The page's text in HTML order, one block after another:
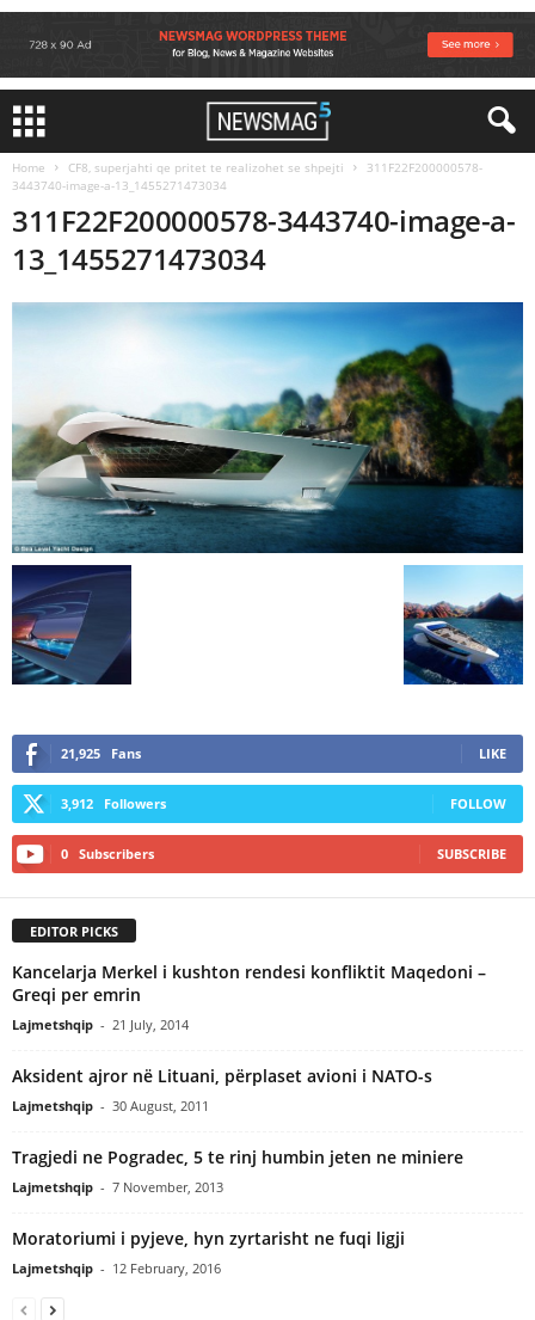
Home CF8, superjahti qe pritet te realizohet se shpejti
311F22F200000578-
3443740-image-a-13_1455271473034
311F22F200000578-3443740-image-a-
13_1455271473034
21,925 Fans LIKE
3,912 Followers FOLLOW
0 Subscribers SUBSCRIBE
EDITOR PICKS
Kancelarja Merkel i kushton rendesi konfliktit Maqedoni –
Greqi per emrin
Lajmetshqip - 21 July, 2014
Aksident ajror në Lituani, përplaset avioni i NATO-s
Lajmetshqip - 30 August, 2011
Tragjedi ne Pogradec, 5 te rinj humbin jeten ne miniere
Lajmetshqip - 7 November, 2013
Moratoriumi i pyjeve, hyn zyrtarisht ne fuqi ligji
Lajmetshqip - 12 February, 2016